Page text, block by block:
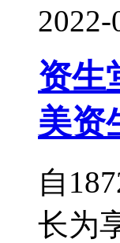
2022-
资生
美资
自
长为